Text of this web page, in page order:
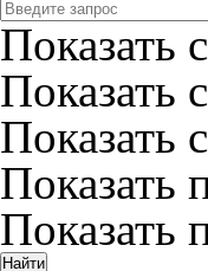
Показать
Показать
Показать
Показать
Показать